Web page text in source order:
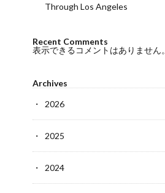
Through Los Angeles
Recent Comments
表示できるコメントはありません。
Archives
2026
2025
2024